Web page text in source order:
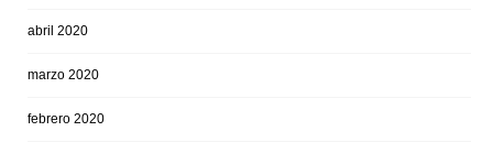
abril 2020
marzo 2020
febrero 2020